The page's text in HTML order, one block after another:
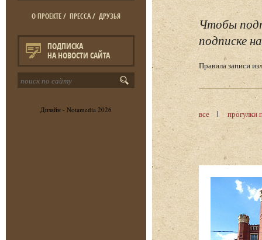
О ПРОЕКТЕ/ ПРЕССА/ ДРУЗЬЯ
ПОДПИСКА
НА НОВОСТИ САЙТА
Дизайн - Notamedia 2026
Чтобы
подписке
Правила записи
все прогулки